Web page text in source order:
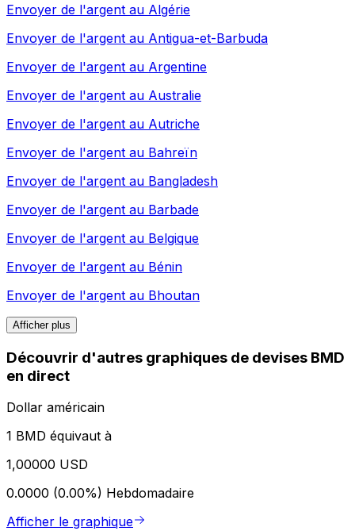
Envoyer de l'argent au Algérie
Envoyer de l'argent au Antigua-et-Barbuda
Envoyer de l'argent au Argentine
Envoyer de l'argent au Australie
Envoyer de l'argent au Autriche
Envoyer de l'argent au Bahreïn
Envoyer de l'argent au Bangladesh
Envoyer de l'argent au Barbade
Envoyer de l'argent au Belgique
Envoyer de l'argent au Bénin
Envoyer de l'argent au Bhoutan
Afficher plus
Découvrir d'autres graphiques de devises BMD
en direct
Dollar américain
1 BMD équivaut à
1,00000 USD
0.0000 (0.00%) Hebdomadaire
Afficher le graphique